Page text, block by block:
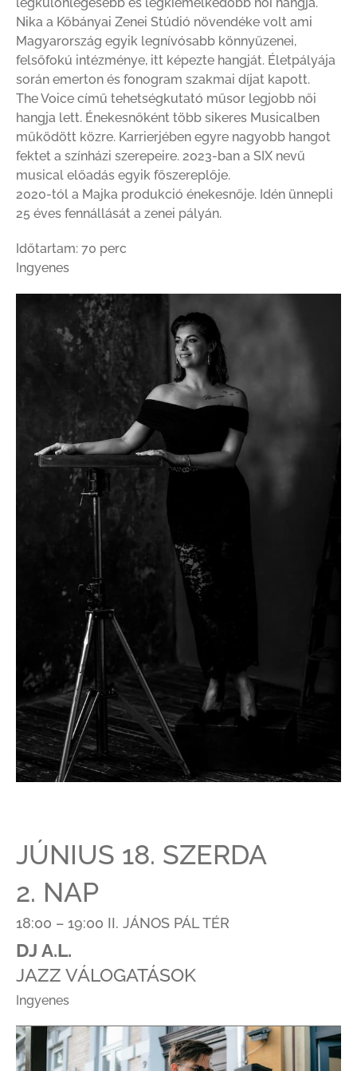
Nika a Kőbányai Zenei Stúdió növendéke volt ami
Magyarország egyik legnívósabb könnyűzenei,
felsőfokú intézménye, itt képezte hangját. Életpályája
során emerton és fonogram szakmai díjat kapott.
The Voice című tehetségkutató műsor legjobb női
hangja lett. Énekesnőként több sikeres Musicalben
működött közre. Karrierjében egyre nagyobb hangot
fektet a színházi szerepeire. 2023-ban a SIX nevű
musical előadás egyik főszereplője.
2020-tól a Majka produkció énekesnője. Idén ünnepli
25 éves fennállását a zenei pályán.
Időtartam: 70 perc
Ingyenes
JÚNIUS 18. SZERDA
2. NAP
18:00 – 19:00 II. JÁNOS PÁL TÉR
DJ A.L.
JAZZ VÁLOGATÁSOK
Ingyenes